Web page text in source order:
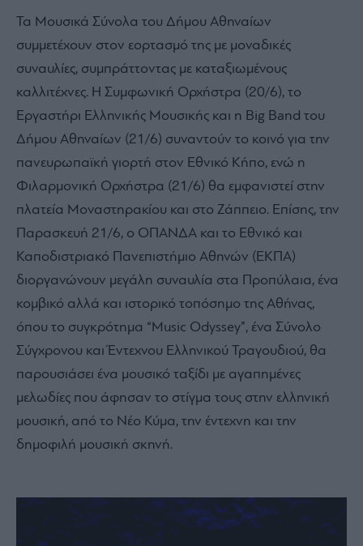
Τα Μουσικά Σύνολα του Δήμου Αθηναίων
συμμετέχουν στον εορτασμό της με μοναδικές
συναυλίες, συμπράττοντας με καταξιωμένους
καλλιτέχνες. Η Συμφωνική Ορχήστρα (20/6), το
Εργαστήρι Ελληνικής Μουσικής και η Big Band του
Δήμου Αθηναίων (21/6) συναντούν το κοινό για την
πανευρωπαϊκή γιορτή στον Εθνικό Κήπο, ενώ η
Φιλαρμονική Ορχήστρα (21/6) θα εμφανιστεί στην
πλατεία Μοναστηρακίου και στο Ζάππειο. Επίσης, την
Παρασκευή 21/6, ο ΟΠΑΝΔΑ και το Εθνικό και
Καποδιστριακό Πανεπιστήμιο Αθηνών (ΕΚΠΑ)
διοργανώνουν μεγάλη συναυλία στα Προπύλαια, ένα
κομβικό αλλά και ιστορικό τοπόσημο της Αθήνας,
όπου το συγκρότημα “Music Odyssey”, ένα Σύνολο
Σύγχρονου και Έντεχνου Ελληνικού Τραγουδιού, θα
παρουσιάσει ένα μουσικό ταξίδι με αγαπημένες
μελωδίες που άφησαν το στίγμα τους στην ελληνική
μουσική, από το Νέο Κύμα, την έντεχνη και την
δημοφιλή μουσική σκηνή.